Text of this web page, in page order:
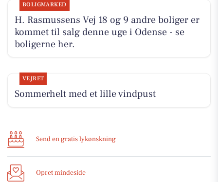
BOLIGMARKED
H. Rasmussens Vej 18 og 9 andre boliger er
kommet til salg denne uge i Odense - se
boligerne her.
VEJRET
Sommerhelt med et lille vindpust
Send en gratis lykønskning
Opret mindeside